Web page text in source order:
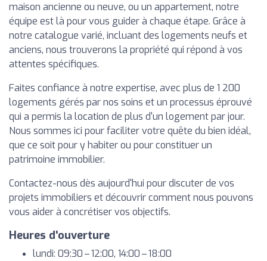
maison ancienne ou neuve, ou un appartement, notre
équipe est là pour vous guider à chaque étape. Grâce à
notre catalogue varié, incluant des logements neufs et
anciens, nous trouverons la propriété qui répond à vos
attentes spécifiques.
Faites confiance à notre expertise, avec plus de 1 200
logements gérés par nos soins et un processus éprouvé
qui a permis la location de plus d'un logement par jour.
Nous sommes ici pour faciliter votre quête du bien idéal,
que ce soit pour y habiter ou pour constituer un
patrimoine immobilier.
Contactez-nous dès aujourd'hui pour discuter de vos
projets immobiliers et découvrir comment nous pouvons
vous aider à concrétiser vos objectifs.
Heures d'ouverture
lundi: 09:30 – 12:00, 14:00 – 18:00